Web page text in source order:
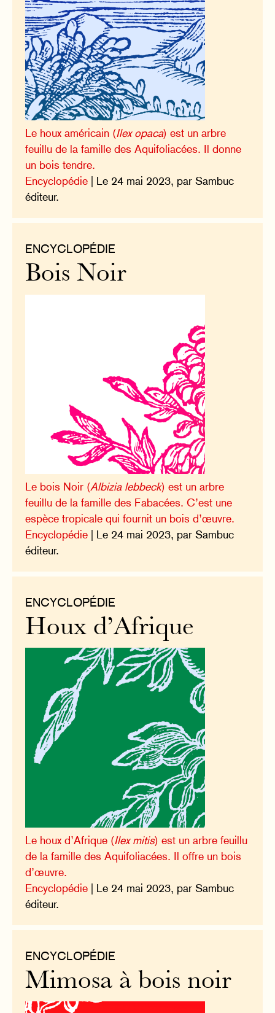
Le houx américain (Ilex opaca) est un arbre
feuillu de la famille des Aquifoliacées. Il donne
un bois tendre.
Encyclopédie | Le 24 mai 2023, par Sambuc
éditeur.
ENCYCLOPÉDIE
Bois Noir
Le bois Noir (Albizia lebbeck) est un arbre
feuillu de la famille des Fabacées. C’est une
espèce tropicale qui fournit un bois d’œuvre.
Encyclopédie | Le 24 mai 2023, par Sambuc
éditeur.
ENCYCLOPÉDIE
Houx d’Afrique
Le houx d’Afrique (Ilex mitis) est un arbre feuillu
de la famille des Aquifoliacées. Il offre un bois
d’œuvre.
Encyclopédie | Le 24 mai 2023, par Sambuc
éditeur.
ENCYCLOPÉDIE
Mimosa à bois noir